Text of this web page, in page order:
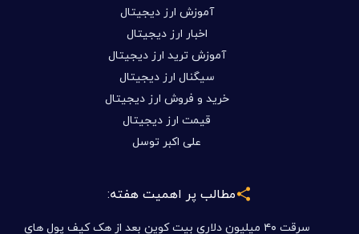
آموزش ارز دیجیتال
اخبار ارز دیجیتال
آموزش ترید ارز دیجیتال
سیگنال ارز دیجیتال
خرید و فروش ارز دیجیتال
قیمت ارز دیجیتال
علی اکبر توسل
مطالب پر اهمیت هفته:
سرقت ۴۰ میلیون دلاری بیت کوین بعد از هک کیف پول های